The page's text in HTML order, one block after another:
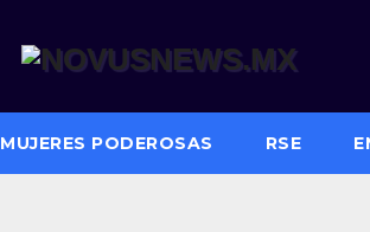
MUJERES PODEROSAS RSE